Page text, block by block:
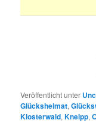
Veröffentlicht unter
Glücksheimat,
Klosterwald,Kneipp,